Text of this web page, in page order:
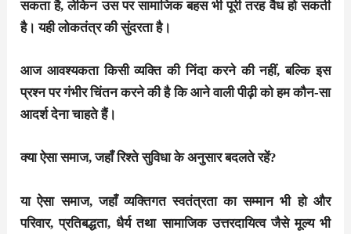
सकता है, लेकिन उस पर सामाजिक बहस भी पूरी तरह वैध हो सकती
है। यही लोकतंत्र की सुंदरता है।
आज आवश्यकता किसी व्यक्ति की निंदा करने की नहीं, बल्कि इस
प्रश्न पर गंभीर चिंतन करने की है कि आने वाली पीढ़ी को हम कौन-सा
आदर्श देना चाहते हैं।
क्या ऐसा समाज, जहाँ रिश्ते सुविधा के अनुसार बदलते रहें?
या ऐसा समाज, जहाँ व्यक्तिगत स्वतंत्रता का सम्मान भी हो और
परिवार, प्रतिबद्धता, धैर्य तथा सामाजिक उत्तरदायित्व जैसे मूल्य भी